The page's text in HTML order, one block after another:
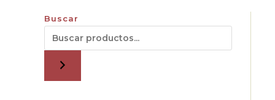
Buscar